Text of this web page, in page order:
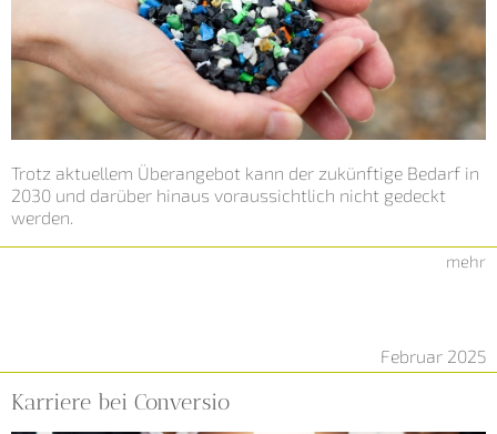
Trotz aktuellem Überangebot kann der zukünftige Bedarf in
2030 und darüber hinaus voraussichtlich nicht gedeckt
werden.
mehr
Februar 2025
Karriere bei Conversio